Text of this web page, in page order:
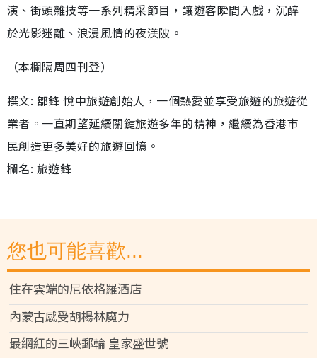
演、街頭雜技等一系列精采節目，讓遊客瞬間入戲，沉醉
於光影迷離、浪漫風情的夜渼陂。
（本欄隔周四刊登）
撰文: 鄒鋒 悅中旅遊創始人，一個熱愛並享受旅遊的旅遊從
業者。一直期望延續關鍵旅遊多年的精神，繼續為香港市
民創造更多美好的旅遊回憶。
欄名: 旅遊鋒
您也可能喜歡...
住在雲端的尼依格羅酒店
內蒙古感受胡楊林魔力
最網紅的三峽郵輪 皇家盛世號